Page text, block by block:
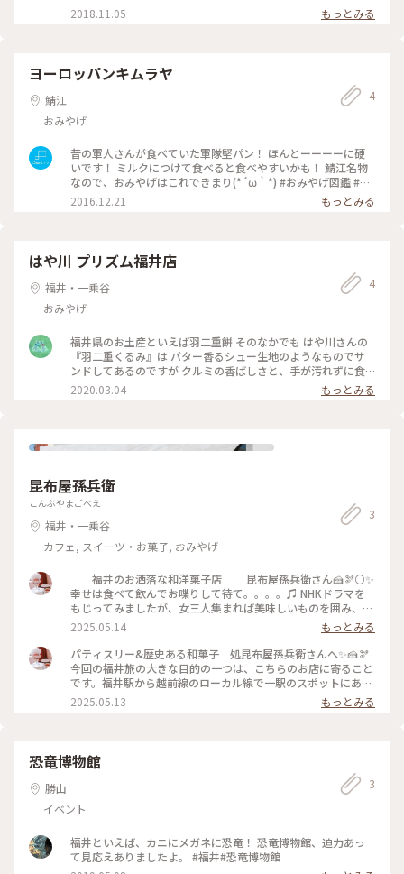
いろな場所で始まっています。 #クラシカル #わたしの街 #
越前和紙 #福井県越前市 #伝統工芸品 #Dearふくい #ことり
2018.11.05 もっとみる
ヨーロッパンキムラヤ
鯖江
おみやげ
4
昔の軍人さんが食べていた軍隊堅パン！ ほんとーーーーに硬
いです！ ミルクにつけて食べると食べやすいかも！ 鯖江名物
なので、おみやげはこれできまり(*´ω｀*) #おみやげ図鑑 #福
井県 #鯖江市 #パン #わたしの街 #Dearふくい #ことりっぷ福
井
2016.12.21 もっとみる
はや川 プリズム福井店
福井・一乗谷
おみやげ
4
福井県のお土産といえば羽二重餅 そのなかでも はや川さんの
『羽二重くるみ』は バター香るシュー生地のようなものでサ
ンドしてあるのですが クルミの香ばしさと、手が汚れずに食
べられて とってもおいしいです😌 羽二重餅って薄かったり、
丸かったり 味も色々ありますが はや川さんの羽二重くるみが
2020.03.04 もっとみる
昆布屋孫兵衛
こんぶやまごべえ
福井・一乗谷
カフェ, スイーツ・お菓子, おみやげ
3
福井のお洒落な和洋菓子店 昆布屋孫兵衛さん🍰🫘⚪️✨
幸せは食べて飲んでお喋りして待て。。。。♫ NHKドラマを
もじってみましたが、女三人集まれば美味しいものを囲み、お
喋りしていれば、それだけで幸せになりますね。 少し小さめ
に、多種楽しめるように作られているお菓子達✨ 青山のUN
GRAINさんも、更に小さな一口サイズのミニャルディースが美
しいかったので、3つずつ各々選びました。 1番感動の美味し
かったのは、珍しくまともにカット出来たKIKU✨ フランボワ
ーズとライチの2層のムースに、福井産の完熟梅とジャスミン
クリームのケーキ🩷 滑らかでとろけていく美味しさで、もっ
子、この日限定の焼き立てフィナンシェ等で、勿論テイクアウ
ト💓 渋沢栄一札が3人の財布から〜💸💦 昆布屋孫兵衛さんに行
く手前にあった、こちらも長く続いている雰囲気の和菓子屋さ
んの看板の大吉餅というお餅も凄く気になりました😂💓 これ
は次回のお楽しみに♫ また昆さんの作品に会いに行きたいで
郷に戻られ、家族と友人に囲まれ幸せそうな昆さんに幸多きこ
とを祈りました。 #アートな景色 #美しい作品 #幸福感に包ま
れます #珍しい素材にトキメク #和菓子も秀逸 #伝統を感じる
2025.05.14
もっとみる
パティスリー&歴史ある和菓子 処昆布屋孫兵衛さんへ✨🍰🫘
今回の福井旅の大きな目的の一つは、こちらのお店に寄ること
です。福井駅から越前線のローカル線で一駅のスポットにあり
ます。 こちらは私の大好きだったスイーツを創り出す天才と呼
ばれたパティシエさん（青山骨董通りにあるパティスリーの
子と洋菓子の両方を楽しめるお店の17代目として就任されたお
店なのです。 UN GRAIN時代の洋菓子は、アートのような美し
く美味しい作品が大人気、私も魅了され、何度も通っ一人でし
た。 福井のスタイリッシュなお店の外観は、建築特集にも載
る程目を惹ぬ斬新さ。✨ 内装もスッキリながら素敵な空間で。
名古屋に嫁いた友人もこちらで合流し、各々美味しい作品を堪
能してきました。 著名な辻口博啓さんも、金沢の老舗和菓子
店の息子さん、北陸は東京でも大活躍のパテシェさんを輩出す
2025.05.13 もっとみる
恐竜博物館
勝山
イベント
3
福井といえば、カニにメガネに恐竜！ 恐竜博物館、迫力あっ
て見応えありましたよ。 #福井#恐竜博物館